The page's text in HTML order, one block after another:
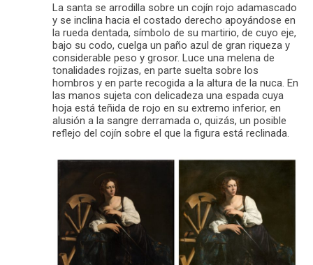
La santa se arrodilla sobre un cojín rojo adamascado
y se inclina hacia el costado derecho apoyándose en
la rueda dentada, símbolo de su martirio, de cuyo eje,
bajo su codo, cuelga un paño azul de gran riqueza y
considerable peso y grosor. Luce una melena de
tonalidades rojizas, en parte suelta sobre los
hombros y en parte recogida a la altura de la nuca. En
las manos sujeta con delicadeza una espada cuya
hoja está teñida de rojo en su extremo inferior, en
alusión a la sangre derramada o, quizás, un posible
reflejo del cojín sobre el que la figura está reclinada.